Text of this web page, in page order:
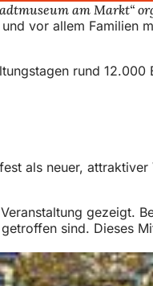
am Markt“
vor allem
rund
als neuer,
sind. Dieses